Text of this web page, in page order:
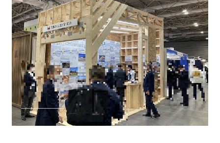
取扱商品
環境・社会への取り組み
モッケン便り